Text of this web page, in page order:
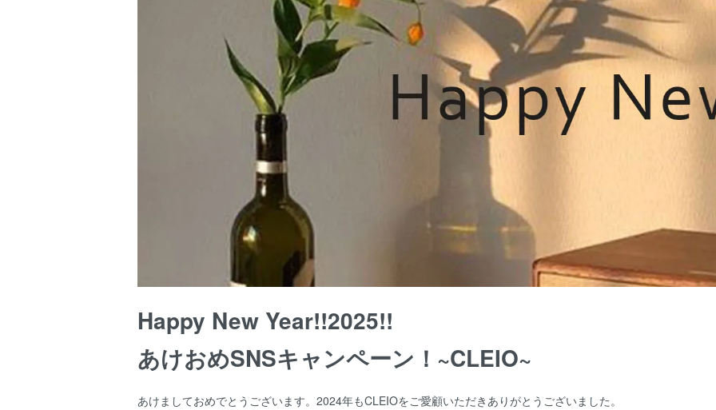
Happy New Year!!2025!!
あけおめSNSキャンペーン！~CLEIO~
あけましておめでとうございます。2024年もCLEIOをご愛顧いただきありがとうございました。